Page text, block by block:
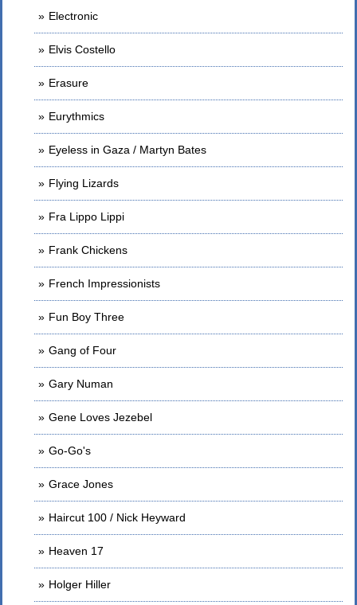
Electronic
Elvis Costello
Erasure
Eurythmics
Eyeless in Gaza / Martyn Bates
Flying Lizards
Fra Lippo Lippi
Frank Chickens
French Impressionists
Fun Boy Three
Gang of Four
Gary Numan
Gene Loves Jezebel
Go-Go's
Grace Jones
Haircut 100 / Nick Heyward
Heaven 17
Holger Hiller